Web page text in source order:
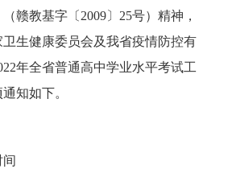
赣教基字〔2009〕25号）精神，
生健康委员会及我省疫情防控有
年全省普通高中学业水平考试工
知如下。
间